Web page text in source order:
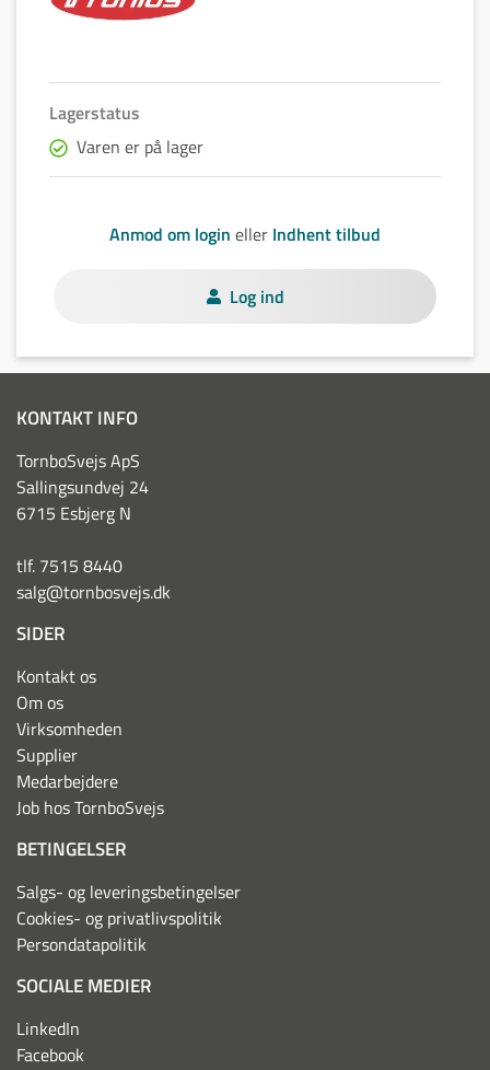
Lagerstatus
Varen er på lager
Anmod om login eller Indhent tilbud
Log ind
KONTAKT INFO
TornboSvejs ApS
Sallingsundvej 24
6715 Esbjerg N
tlf. 7515 8440
salg@tornbosvejs.dk
SIDER
Kontakt os
Om os
Virksomheden
Supplier
Medarbejdere
Job hos TornboSvejs
BETINGELSER
Salgs- og leveringsbetingelser
Cookies- og privatlivspolitik
Persondatapolitik
SOCIALE MEDIER
LinkedIn
Facebook